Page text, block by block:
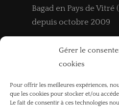
Gérer le
cookies
Pour offrir les meilleures expériences,
que les cookies pour stocker et/ou
Le fait de consentir à ces technologies
Bagad en Pays de
depuis octobre 2009
06 52 67
assoc@bagad-